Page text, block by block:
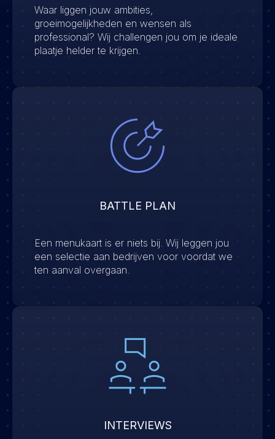
Waar liggen jouw ambities,
groeimogelijkheden en wensen als
professional? Wij challengen jou om je ideale
plaatje helder te krijgen.
BATTLE PLAN
Een menukaart is er niets bij. Wij leggen jou
een selectie aan bedrijven voor voordat we
ten aanval overgaan.
INTERVIEWS